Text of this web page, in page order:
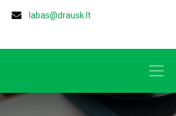
labas@drausk.lt